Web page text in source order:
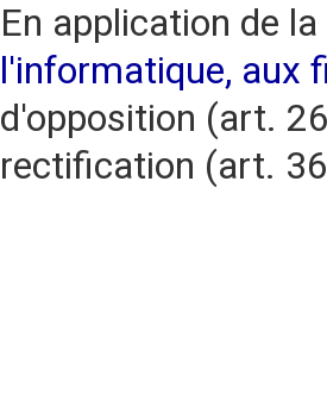
En application de la
l'informatique, aux
d'opposition (art.
rectification (art.